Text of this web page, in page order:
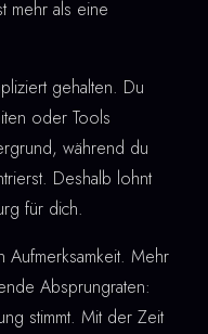
mehr als eine
gehalten. Du
oder Tools
während du
Deshalb lohnt
für dich.
Aufmerksamkeit. Mehr
Absprungraten:
stimmt. Mit der Zeit